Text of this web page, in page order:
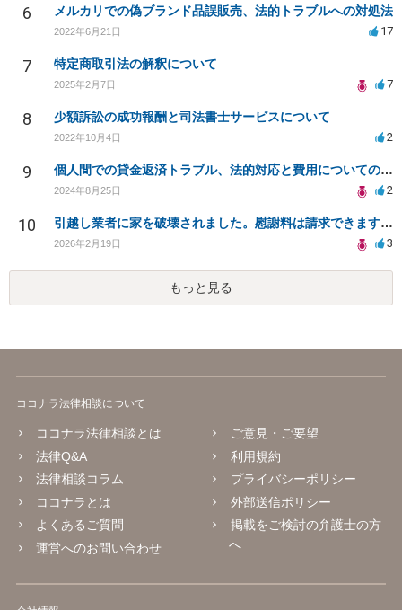
6 メルカリでの偽ブランド品誤販売、法的トラブルへの対処法
2022年6月21日 17
7 特定商取引法の解釈について
2025年2月7日 7
8 少額訴訟の成功報酬と司法書士サービスについて
2022年10月4日 2
9 個人間での貸金返済トラブル、法的対応と費用についての相談
2024年8月25日 2
10 引越し業者に家を破壊されました。慰謝料は請求できますか？
2026年2月19日 3
もっと見る
ココナラ法律相談について
ココナラ法律相談とは
法律Q&A
法律相談コラム
ココナラとは
よくあるご質問
運営へのお問い合わせ
ご意見・ご要望
利用規約
プライバシーポリシー
外部送信ポリシー
掲載をご検討の弁護士の方
へ